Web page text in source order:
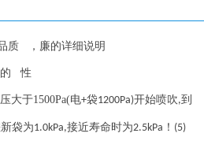
质 ，廉的详细说明
的 性
大于1500Pa(电+袋1200Pa)开始喷吹,到
袋为1.0kPa,接近寿命时为2.5kPa ！ (5)